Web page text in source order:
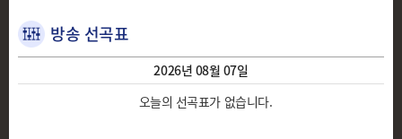
방송 선곡표
2026년 08월 07일
오늘의 선곡표가 없습니다.